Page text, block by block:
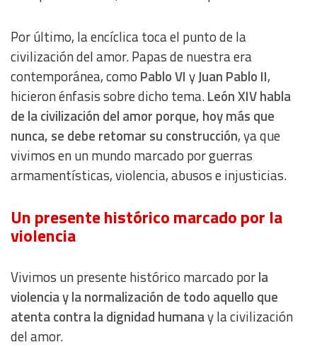
Por último, la encíclica toca el punto de la
civilización del amor. Papas de nuestra era
contemporánea, como Pablo VI yJuan Pablo II,
hicieron énfasis sobre dicho tema.León XIV habla
de la civilización del amor porque, hoy más que
nunca, se debe retomar su construcción, ya que
vivimos en un mundo marcado por guerras
armamentísticas, violencia, abusos e injusticias.
Un presente histórico marcado por la
violencia
Vivimos un presente histórico marcado porla
violencia y la normalización de todo aquello que
atenta contra la dignidad humanay la civilización
del amor.
Analytical
Functional
Advertising